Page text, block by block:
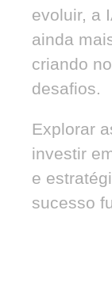
evoluir, a
ainda
criando
desafios.
Explorar
investir
e
sucesso